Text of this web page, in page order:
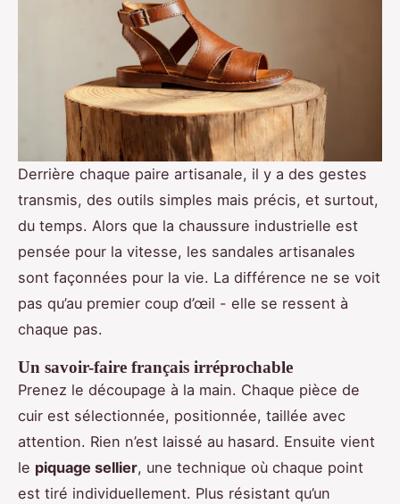
Derrière chaque paire artisanale, il y a des gestes
transmis, des outils simples mais précis, et surtout,
du temps. Alors que la chaussure industrielle est
pensée pour la vitesse, les sandales artisanales
sont façonnées pour la vie. La différence ne se voit
pas qu’au premier coup d’œil - elle se ressent à
chaque pas.
Un savoir-faire français irréprochable
Prenez le découpage à la main. Chaque pièce de
cuir est sélectionnée, positionnée, taillée avec
attention. Rien n’est laissé au hasard. Ensuite vient
le piquage sellier, une technique où chaque point
est tiré individuellement. Plus résistant qu’un